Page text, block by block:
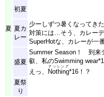
夏
初夏
夏カ
レー
少ーしずつ暑くなってき
対策には…そう、カレーデ
SuperHotな、カレーが一
盛夏
Summer Season！ 到
叡、私のSwimming wear
えっ、 Nothing
ナッシング
*16 ！？
夏祭
り